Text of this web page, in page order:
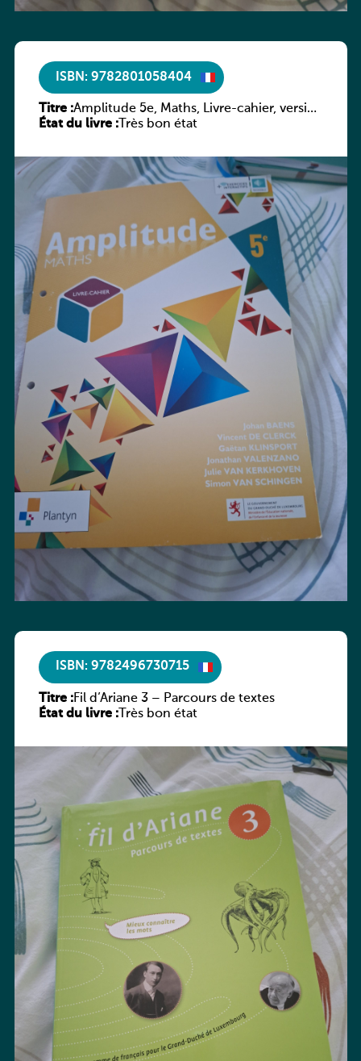
ISBN: 9782801058404
Titre :Amplitude 5e, Maths, Livre-cahier, version
luxembourgeoise
État du livre :Très bon état
ISBN: 9782496730715
Titre :Fil d’Ariane 3 – Parcours de textes
État du livre :Très bon état